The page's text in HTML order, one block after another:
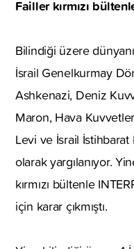
Failler kırmızı
Bilindiği üzere
İsrail Genelkurmay
Ashkenazi, Deniz
Maron, Hava
Levi ve İsrail İstihbarat
olarak yargılanıyor.
kırmızı bültenle
için karar çıkmıştı.